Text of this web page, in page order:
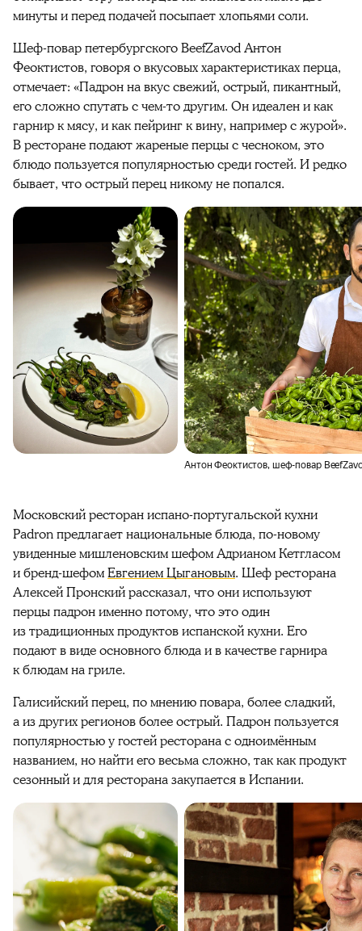
минуты и перед подачей посыпает хлопьями соли.
Шеф-повар петербургского BeefZavod Антон
Феоктистов, говоря о вкусовых характеристиках перца,
отмечает: «Падрон на вкус свежий, острый, пикантный,
его сложно спутать с чем-то другим. Он идеален и как
гарнир к мясу, и как пейринг к вину, например с журой».
В ресторане подают жареные перцы с чесноком, это
блюдо пользуется популярностью среди гостей. И редко
бывает, что острый перец никому не попался.
Антон Феоктистов, шеф-повар
Московский ресторан испано-португальской кухни
Padron предлагает национальные блюда, по-новому
увиденные мишленовским шефом Адрианом Кетгласом
и бренд-шефомЕвгением Цыгановым. Шеф ресторана
Алексей Пронский рассказал, что они используют
перцы падрон именно потому, что это один
из традиционных продуктов испанской кухни. Его
подают в виде основного блюда и в качестве гарнира
к блюдам на гриле.
Галисийский перец, по мнению повара, более сладкий,
а из других регионов более острый. Падрон пользуется
популярностью у гостей ресторана с одноимённым
названием, но найти его весьма сложно, так как продукт
сезонный и для ресторана закупается в Испании.